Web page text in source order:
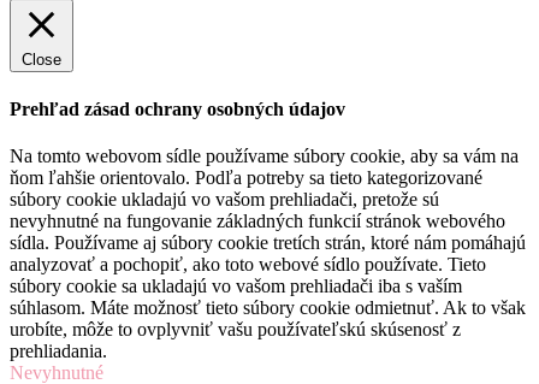
Close
Prehľad zásad ochrany osobných údajov
Na tomto webovom sídle používame súbory cookie, aby sa vám na
ňom ľahšie orientovalo. Podľa potreby sa tieto kategorizované
súbory cookie ukladajú vo vašom prehliadači, pretože sú
nevyhnutné na fungovanie základných funkcií stránok webového
sídla. Používame aj súbory cookie tretích strán, ktoré nám pomáhajú
analyzovať a pochopiť, ako toto webové sídlo používate. Tieto
súbory cookie sa ukladajú vo vašom prehliadači iba s vaším
súhlasom. Máte možnosť tieto súbory cookie odmietnuť. Ak to však
urobíte, môže to ovplyvniť vašu používateľskú skúsenosť z
prehliadania.
Nevyhnutné